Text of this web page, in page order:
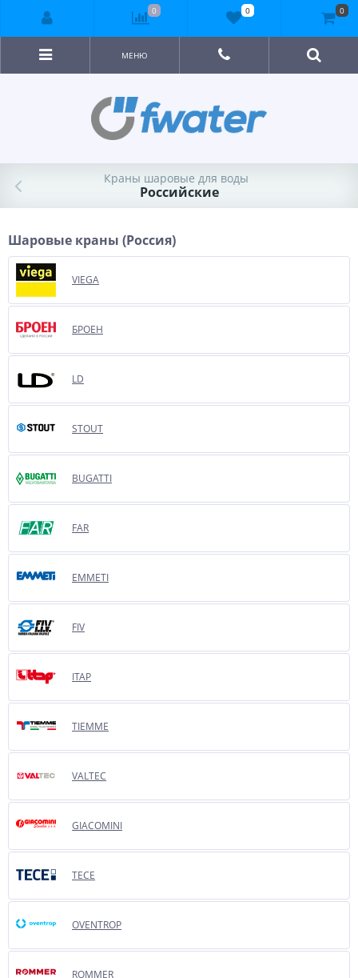
МЕНЮ
Краны шаровые для воды
Российские
Шаровые краны (Россия)
VIEGA
БРОЕН
LD
STOUT
BUGATTI
FAR
EMMETI
FIV
ITAP
TIEMME
VALTEC
GIACOMINI
TECE
OVENTROP
ROMMER
0 0 0